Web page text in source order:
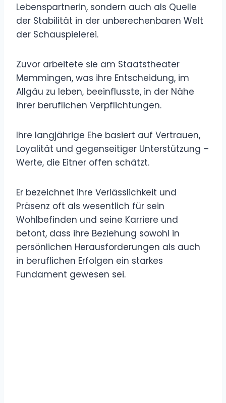
Lebenspartnerin, sondern auch als Quelle
der Stabilität in der unberechenbaren Welt
der Schauspielerei.
Zuvor arbeitete sie am Staatstheater
Memmingen, was ihre Entscheidung, im
Allgäu zu leben, beeinflusste, in der Nähe
ihrer beruflichen Verpflichtungen.
Ihre langjährige Ehe basiert auf Vertrauen,
Loyalität und gegenseitiger Unterstützung –
Werte, die Eitner offen schätzt.
Er bezeichnet ihre Verlässlichkeit und
Präsenz oft als wesentlich für sein
Wohlbefinden und seine Karriere und
betont, dass ihre Beziehung sowohl in
persönlichen Herausforderungen als auch
in beruflichen Erfolgen ein starkes
Fundament gewesen sei.